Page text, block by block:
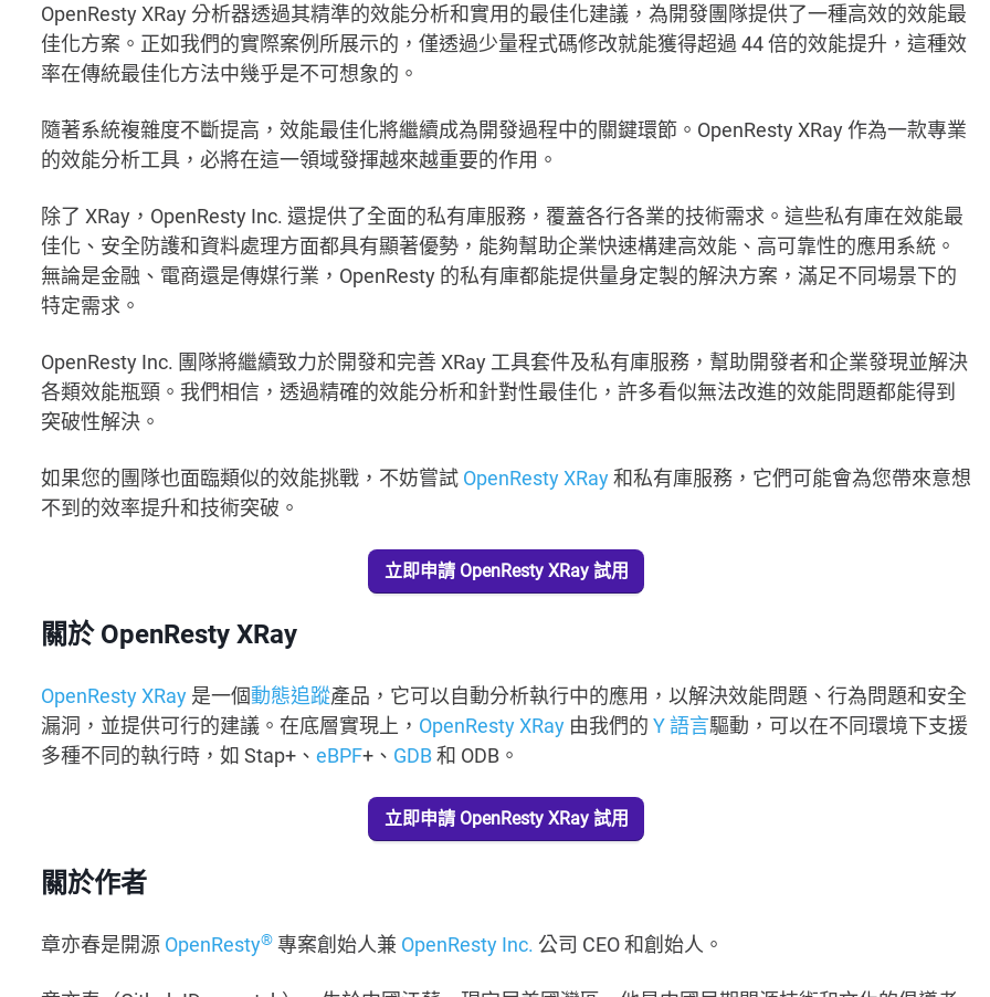
OpenResty XRay 分析器透過其精準的效能分析和實用的最佳化建議，為開發團隊提供了一種高效的效能最
佳化方案。正如我們的實際案例所展示的，僅透過少量程式碼修改就能獲得超過 44 倍的效能提升，這種效
率在傳統最佳化方法中幾乎是不可想象的。
隨著系統複雜度不斷提高，效能最佳化將繼續成為開發過程中的關鍵環節。OpenResty XRay 作為一款專業
的效能分析工具，必將在這一領域發揮越來越重要的作用。
除了 XRay，OpenResty Inc. 還提供了全面的私有庫服務，覆蓋各行各業的技術需求。這些私有庫在效能最
佳化、安全防護和資料處理方面都具有顯著優勢，能夠幫助企業快速構建高效能、高可靠性的應用系統。
無論是金融、電商還是傳媒行業，OpenResty 的私有庫都能提供量身定製的解決方案，滿足不同場景下的
特定需求。
OpenResty Inc. 團隊將繼續致力於開發和完善 XRay 工具套件及私有庫服務，幫助開發者和企業發現並解決
各類效能瓶頸。我們相信，透過精確的效能分析和針對性最佳化，許多看似無法改進的效能問題都能得到
突破性解決。
如果您的團隊也面臨類似的效能挑戰，不妨嘗試 OpenResty XRay和私有庫服務，它們可能會為您帶來意想
不到的效率提升和技術突破。
立即申請 OpenResty XRay 試用
關於 OpenResty XRay
OpenResty XRay 是一個動態追蹤產品，它可以自動分析執行中的應用，以解決效能問題、行為問題和安全
漏洞，並提供可行的建議。在底層實現上， OpenResty XRay 由我們的 Y 語言驅動，可以在不同環境下支援
多種不同的執行時，如 Stap+、 eBPF+、 GDB和 ODB。
立即申請 OpenResty XRay 試用
關於作者
章亦春是開源 OpenResty® 專案創始人兼 OpenResty Inc. 公司 CEO 和創始人。